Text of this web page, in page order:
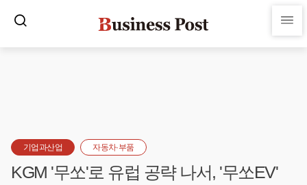
기업과산업 자동차·부품
KGM '무쏘'로 유럽 공략 나서, '무쏘EV'